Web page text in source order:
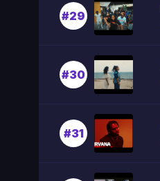
#29
#30
#31